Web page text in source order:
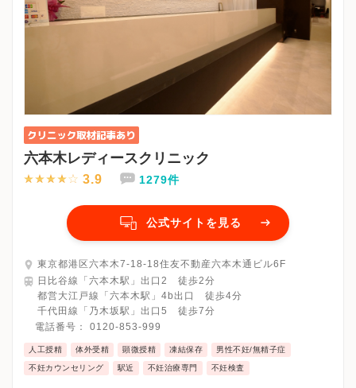
六本木レディースクリニック
3.9 1279件
公式サイトを見る
東京都港区六本木7-18-18住友不動産六本木通ビル6F
日比谷線「六本木駅」出口2 徒歩2分
都営大江戸線「六本木駅」4b出口 徒歩4分
千代田線「乃木坂駅」出口5 徒歩7分
電話番号： 0120-853-999
人工授精 体外受精 顕微授精 凍結保存 男性不妊/無精子症
不妊カウンセリング 駅近 不妊治療専門 不妊検査